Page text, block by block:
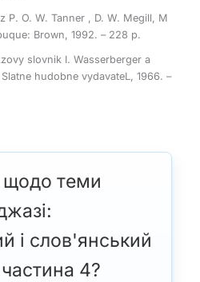
P. O. W. Tanner , D. W. Megill, M
Brown, 1992. – 228 p.
slovnik I. Wasserberger a
hudobne vydavateL, 1966. –
щодо теми
і слов'янський
4?